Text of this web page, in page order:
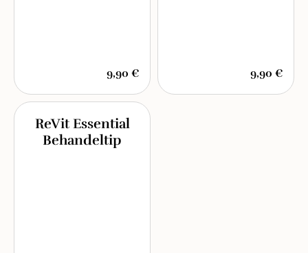
9,90 € 9,90 €
ReVit Essential
Behandeltip